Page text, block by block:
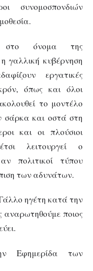
συνομοσπονδιών
στο όνομα της
γαλλική κυβέρνηση
εργατικές
όπως και όλοι
το μοντέλο
σάρκα και οστά στη
και οι πλούσιοι
λειτουργεί ο
πολιτικοί τύπου
των αδυνάτων.
ηγέτη κατά την
ποιος
Εφημερίδα των